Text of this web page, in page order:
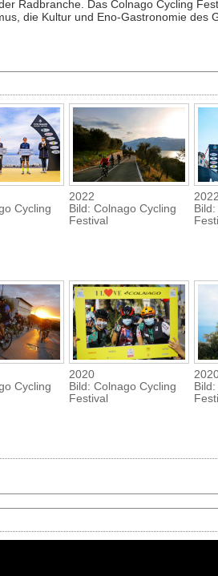
Radbranche. Das Colnago Cycling
die Kultur und Eno-Gastronomie des
Cycling
2022
Bild: Colnago Cycling
Festival
2022
Cycling
2020
Bild: Colnago Cycling
Festival